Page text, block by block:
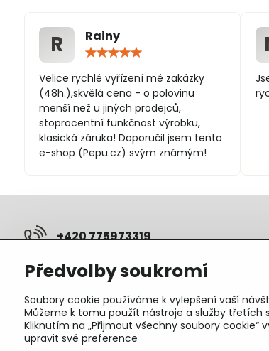
R
Rainy
/
5
Velice rychlé vyřízení mé zakázky
(48h.),skvělá cena - o polovinu
menší než u jiných prodejců,
stoprocentní funkčnost výrobku,
klasická záruka! Doporučil jsem tento
e-shop (Pepu.cz) svým známým!
+420 775973319
pepunakup​@gmail​.com
Objednávky
Stav objednávky
Předvolby soukromí
Soubory cookie používáme k vylepšení vaší
Můžeme k tomu použít nástroje a služby třetích
Kliknutím na „Přijmout všechny soubory
upravit své preference